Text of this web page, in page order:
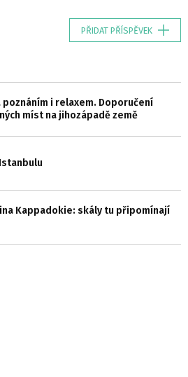
PŘIDAT PŘÍSPĚVEK
poznáním i relaxem. Doporučení
míst na jihozápadě země
Kappadokie: skály tu připomínají